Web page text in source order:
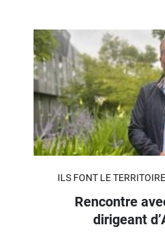
ILS FONT LE TERRITOIRE
Rencontre
dirigeant